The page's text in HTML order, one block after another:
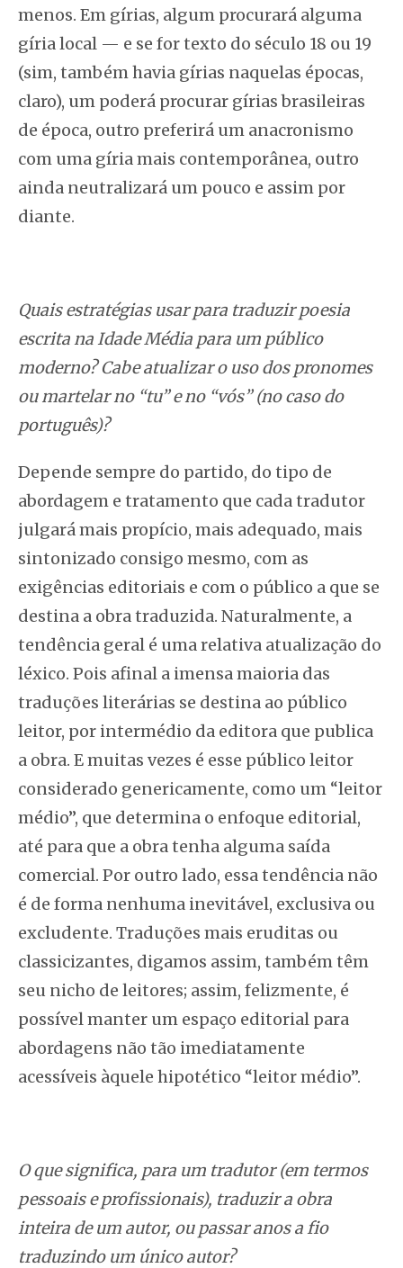
menos. Em gírias, algum procurará alguma
gíria local — e se for texto do século 18 ou 19
(sim, também havia gírias naquelas épocas,
claro), um poderá procurar gírias brasileiras
de época, outro preferirá um anacronismo
com uma gíria mais contemporânea, outro
ainda neutralizará um pouco e assim por
diante.
Quais estratégias usar para traduzir poesia
escrita na Idade Média para um público
moderno? Cabe atualizar o uso dos pronomes
ou martelar no “tu” e no “vós” (no caso do
português)?
Depende sempre do partido, do tipo de
abordagem e tratamento que cada tradutor
julgará mais propício, mais adequado, mais
sintonizado consigo mesmo, com as
exigências editoriais e com o público a que se
destina a obra traduzida. Naturalmente, a
tendência geral é uma relativa atualização do
léxico. Pois afinal a imensa maioria das
traduções literárias se destina ao público
leitor, por intermédio da editora que publica
a obra. E muitas vezes é esse público leitor
considerado genericamente, como um “leitor
médio”, que determina o enfoque editorial,
até para que a obra tenha alguma saída
comercial. Por outro lado, essa tendência não
é de forma nenhuma inevitável, exclusiva ou
excludente. Traduções mais eruditas ou
classicizantes, digamos assim, também têm
seu nicho de leitores; assim, felizmente, é
possível manter um espaço editorial para
abordagens não tão imediatamente
acessíveis àquele hipotético “leitor médio”.
O que significa, para um tradutor (em termos
pessoais e profissionais), traduzir a obra
inteira de um autor, ou passar anos a fio
traduzindo um único autor?